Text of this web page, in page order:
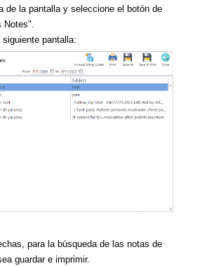
de la pantalla y seleccione el botón de
Notes".
pantalla:
para la búsqueda de las notas de
guardar e imprimir.